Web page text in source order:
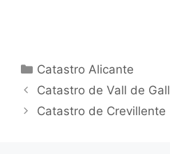
Categorías
Catastro Alicante
Catastro de Vall de
Catastro de Crevillente